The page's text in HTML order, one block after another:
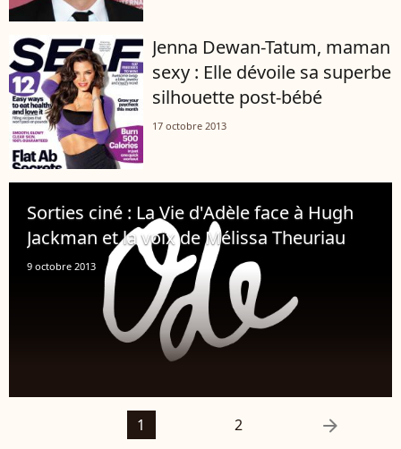
Jenna Dewan-Tatum, maman
sexy : Elle dévoile sa superbe
silhouette post-bébé
17 octobre 2013
Sorties ciné : La Vie d'Adèle face à Hugh
Jackman et la voix de Mélissa Theuriau
9 octobre 2013
1 2 arrow_right